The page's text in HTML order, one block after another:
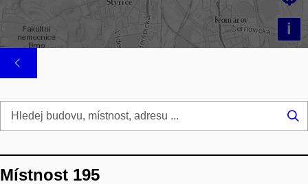
i
Místnost 195